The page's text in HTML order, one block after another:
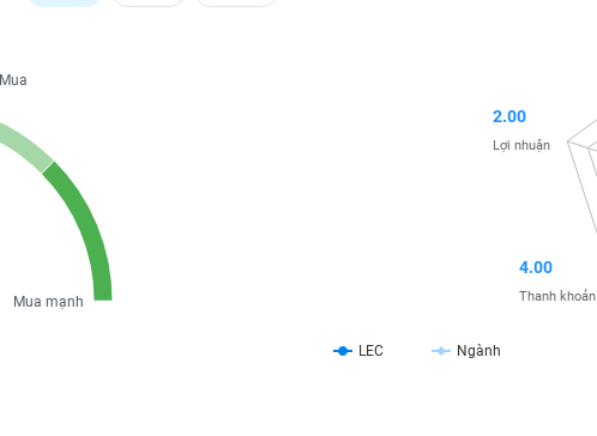
Mua
Mua mạnh
LEC Ngành
4.00
Thanh khoản
2.00
Lợi nhuận